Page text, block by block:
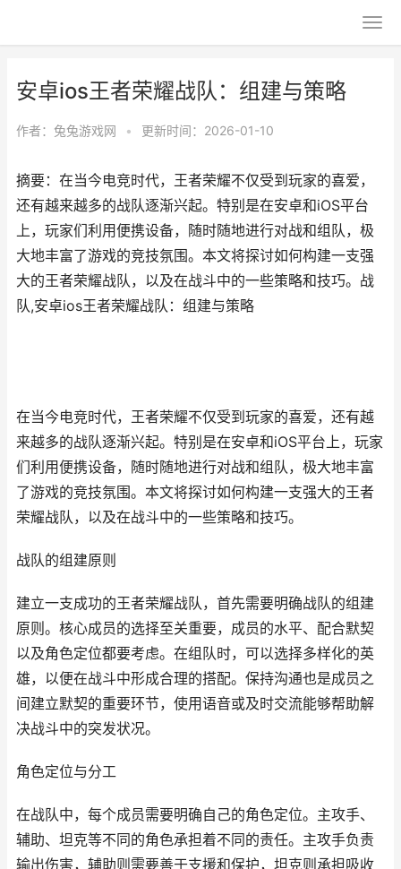
安卓ios王者荣耀战队：组建与策略
作者： 兔兔游戏网 • 更新时间：2026-01-10
摘要：在当今电竞时代，王者荣耀不仅受到玩家的喜爱，
还有越来越多的战队逐渐兴起。特别是在安卓和iOS平台
上，玩家们利用便携设备，随时随地进行对战和组队，极
大地丰富了游戏的竞技氛围。本文将探讨如何构建一支强
大的王者荣耀战队，以及在战斗中的一些策略和技巧。战
队,安卓ios王者荣耀战队：组建与策略
在当今电竞时代，王者荣耀不仅受到玩家的喜爱，还有越
来越多的战队逐渐兴起。特别是在安卓和iOS平台上，玩家
们利用便携设备，随时随地进行对战和组队，极大地丰富
了游戏的竞技氛围。本文将探讨如何构建一支强大的王者
荣耀战队，以及在战斗中的一些策略和技巧。
战队的组建原则
建立一支成功的王者荣耀战队，首先需要明确战队的组建
原则。核心成员的选择至关重要，成员的水平、配合默契
以及角色定位都要考虑。在组队时，可以选择多样化的英
雄，以便在战斗中形成合理的搭配。保持沟通也是成员之
间建立默契的重要环节，使用语音或及时交流能够帮助解
决战斗中的突发状况。
角色定位与分工
在战队中，每个成员需要明确自己的角色定位。主攻手、
辅助、坦克等不同的角色承担着不同的责任。主攻手负责
输出伤害，辅助则需要善于支援和保护，坦克则承担吸收